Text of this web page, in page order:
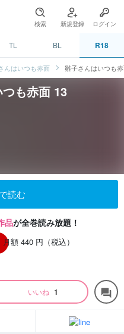
検索 新規登録 ログイン
TL BL R18
んはいつも赤面 雛子さんはいつも
も赤面 13
読む
品が全巻読み放題！
月額 440 円（税込）
いいね 1 forum